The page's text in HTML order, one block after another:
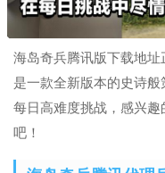
海岛奇兵腾讯版下载地
是一款全新版本的史诗
每日高难度挑战，感兴
吧！